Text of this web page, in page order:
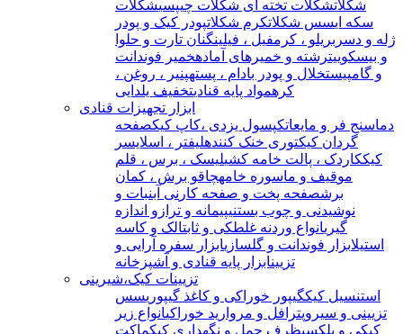
شکلاتشکلات تخته ای شکلات چیپسیشکلات
سکه ایسس شکلاتکرم شکلاتپودر کیک و پودر
ژله و دسر بریلو ، کرمفیل ، فیلینگنان تارت و حلوا
و بیسکوییترشته و خمیرهای آمادهخمیر فوندانت
و گامپیستخلال و پودر بادام ، پستهپنیر ، روغن ،
کرهمواد پایه قنادیتخفیف یلدایی
ابزار تجهیزات قنادی
دماسنج فر و مایعاتکپسول یزدی ،کاپ کیکصفحه
گردان کیکتوری خنک کنندهلیفتر ، اسلایسر
کیککاردک ، پالت خامه کشیلیسک ، برس ، قلم
موقیف و ماسوره خامهچاقو برش ، کمان
برشصفحه پخت و صفحه کار نی آبنبات و
نوشیدنی و چوب بستنیپیمانه و ترازو اندازه
گیریانواع وردنه غلطکی و ثابتالک و کاسه
استیلابزار فوندانت و گلسازیابزار سفره آرایی و
تزیینابزار پایه قنادی و آشپزخانه
تزیینات کیک،شیرینی
استنسیل کیکگیپور خوراکی و کاغذ گیپوریسس
تزیینی و سیروپترافل و مروارید خوراکیانواع زیر
کیکی و پلکسیظرف حمل و نگهداری کیکماکت